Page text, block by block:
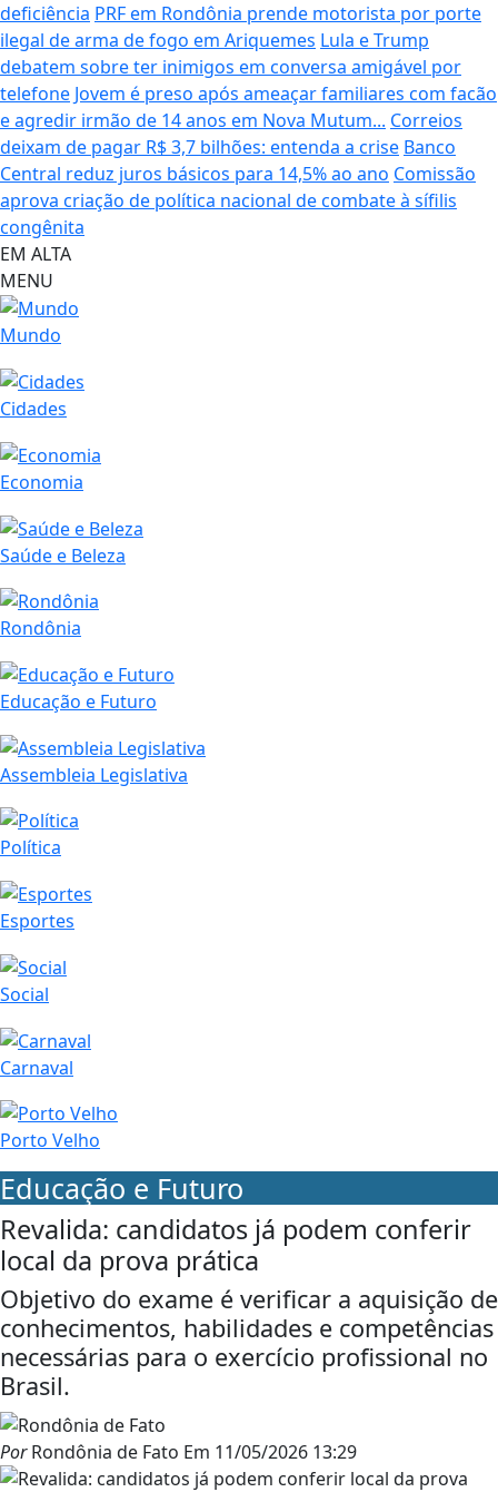
deficiência PRF em Rondônia prende motorista por porte
ilegal de arma de fogo em Ariquemes Lula e Trump
debatem sobre ter inimigos em conversa amigável por
telefone Jovem é preso após ameaçar familiares com facão
e agredir irmão de 14 anos em Nova Mutum... Correios
deixam de pagar R$ 3,7 bilhões: entenda a crise Banco
Central reduz juros básicos para 14,5% ao ano Comissão
aprova criação de política nacional de combate à sífilis
congênita
EM ALTA
MENU
Mundo
Cidades
Economia
Saúde e Beleza
Rondônia
Educação e Futuro
Assembleia Legislativa
Política
Esportes
Social
Carnaval
Porto Velho
Educação e Futuro
Revalida: candidatos já podem conferir
local da prova prática
Objetivo do exame é verificar a aquisição de
conhecimentos, habilidades e competências
necessárias para o exercício profissional no
Brasil.
PorRondônia de Fato Em 11/05/2026 13:29